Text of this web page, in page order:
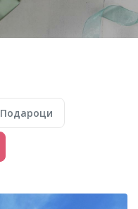
Подароци